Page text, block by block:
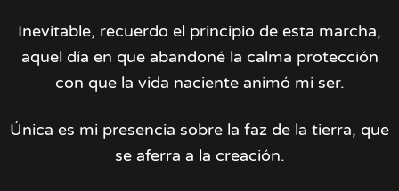
Inevitable, recuerdo el principio de esta marcha,
aquel día en que abandoné la calma protección
con que la vida naciente animó mi ser.
Única es mi presencia sobre la faz de la tierra, que
se aferra a la creación.